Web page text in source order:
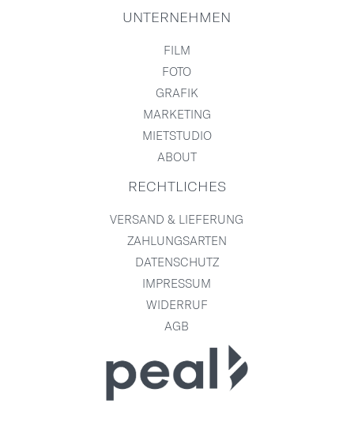
UNTERNEHMEN
FILM
FOTO
GRAFIK
MARKETING
MIETSTUDIO
ABOUT
RECHTLICHES
VERSAND & LIEFERUNG
ZAHLUNGSARTEN
DATENSCHUTZ
IMPRESSUM
WIDERRUF
AGB